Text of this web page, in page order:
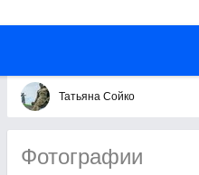
Татьяна Сойко
Фотографии